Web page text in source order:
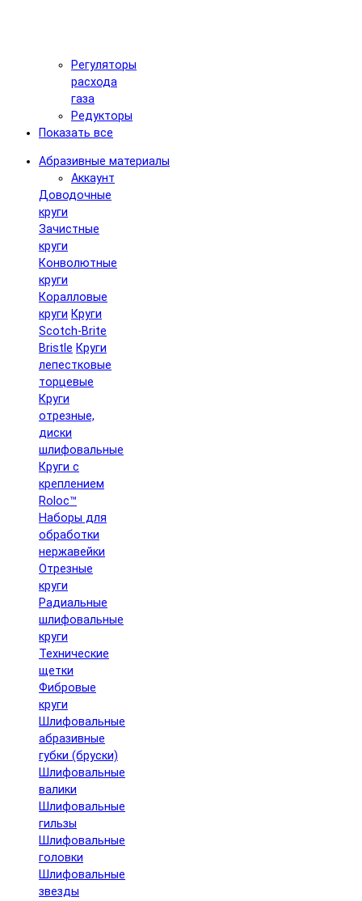
Регуляторы
расхода
газа
Редукторы
Показать все
Абразивные материалы
Аккаунт
Доводочные
круги
Зачистные
круги
Конволютные
круги
Коралловые
круги Круги
Scotch-Brite
Bristle Круги
лепестковые
торцевые
Круги
отрезные,
диски
шлифовальные
Круги с
креплением
Roloc™
Наборы для
обработки
нержавейки
Отрезные
круги
Радиальные
шлифовальные
круги
Технические
щетки
Фибровые
круги
Шлифовальные
абразивные
губки (бруски)
Шлифовальные
валики
Шлифовальные
гильзы
Шлифовальные
головки
Шлифовальные
звезды